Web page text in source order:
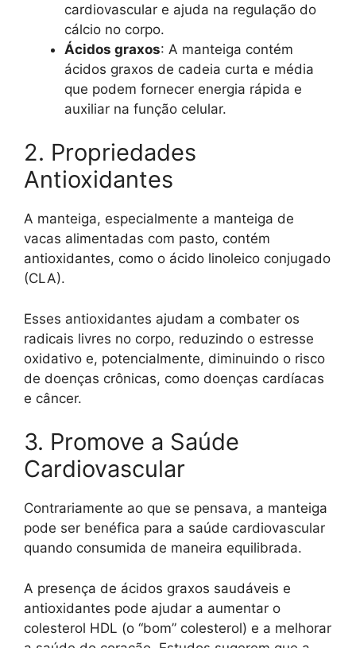
cardiovascular e ajuda na regulação do
cálcio no corpo.
Ácidos graxos: A manteiga contém
ácidos graxos de cadeia curta e média
que podem fornecer energia rápida e
auxiliar na função celular.
2. Propriedades
Antioxidantes
A manteiga, especialmente a manteiga de
vacas alimentadas com pasto, contém
antioxidantes, como o ácido linoleico conjugado
(CLA).
Esses antioxidantes ajudam a combater os
radicais livres no corpo, reduzindo o estresse
oxidativo e, potencialmente, diminuindo o risco
de doenças crônicas, como doenças cardíacas
e câncer.
3. Promove a Saúde
Cardiovascular
Contrariamente ao que se pensava, a manteiga
pode ser benéfica para a saúde cardiovascular
quando consumida de maneira equilibrada.
A presença de ácidos graxos saudáveis e
antioxidantes pode ajudar a aumentar o
colesterol HDL (o “bom” colesterol) e a melhorar